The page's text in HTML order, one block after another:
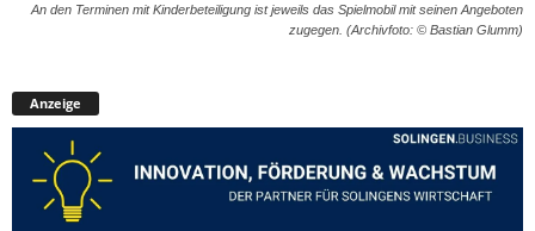
An den Terminen mit Kinderbeteiligung ist jeweils das Spielmobil mit seinen Angeboten
zugegen. (Archivfoto: © Bastian Glumm)
Anzeige